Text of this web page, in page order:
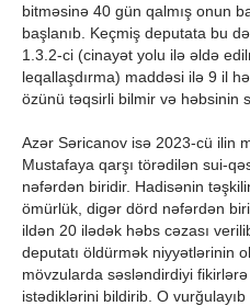
bitməsinə 40 gün qalmış onun
başlanıb. Keçmiş deputata bu
1.3.2-ci (cinayət yolu ilə əldə
leqallaşdırma) maddəsi ilə 9 il
özünü təqsirli bilmir və həbsinin
Azər Səricanov isə 2023-cü ilin
Mustafaya qarşı törədilən sui-
nəfərdən biridir. Hadisənin
ömürlük, digər dörd nəfərdən
ildən 20 ilədək həbs cəzası
deputatı öldürmək niyyətlərinin
mövzularda səsləndirdiyi
istədiklərini bildirib. O